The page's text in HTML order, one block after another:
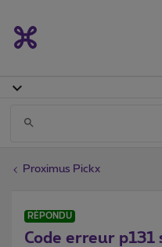
Proximus Pickx
RÉPONDU
Code erreur p131